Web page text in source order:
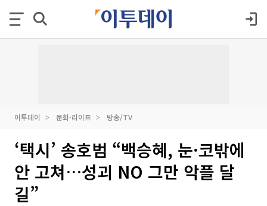
이투데이 문화·라이프 방송/TV
‘택시’ 송호범 “백승혜, 눈·코밖에
안 고쳐…성괴 NO 그만 악플 달
길”